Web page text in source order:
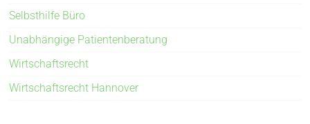
Selbsthilfe Büro
Unabhängige Patientenberatung
Wirtschaftsrecht
Wirtschaftsrecht Hannover